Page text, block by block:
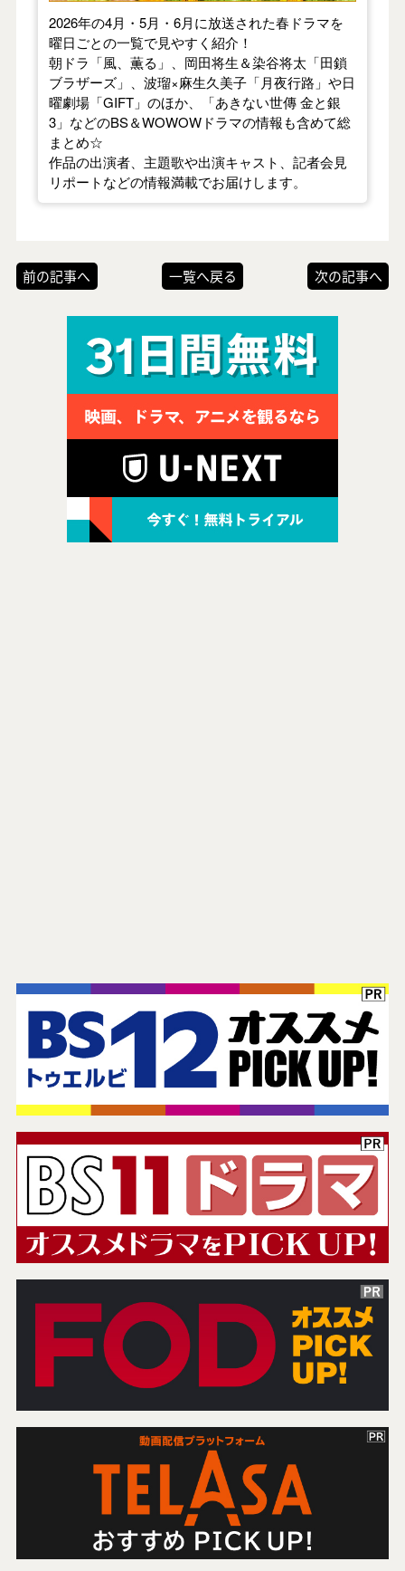
2026年の4月・5月・6月に放送された春ドラマを
曜日ごとの一覧で見やすく紹介！
朝ドラ「風、薫る」、岡田将生＆染谷将太「田鎖
ブラザーズ」、波瑠×麻生久美子「月夜行路」や日
曜劇場「GIFT」のほか、「あきない世傳 金と銀
3」などのBS＆WOWOWドラマの情報も含めて総
まとめ☆
作品の出演者、主題歌や出演キャスト、記者会見
リポートなどの情報満載でお届けします。
前の記事へ 一覧へ戻る 次の記事へ